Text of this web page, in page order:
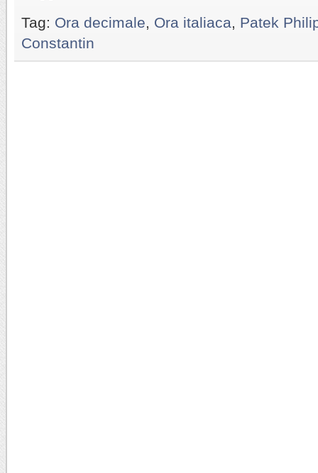
Tag: Ora decimale Ora italiaca
Patek
Constantin